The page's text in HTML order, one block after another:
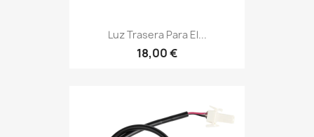
Luz Trasera Para El...
18,00 €